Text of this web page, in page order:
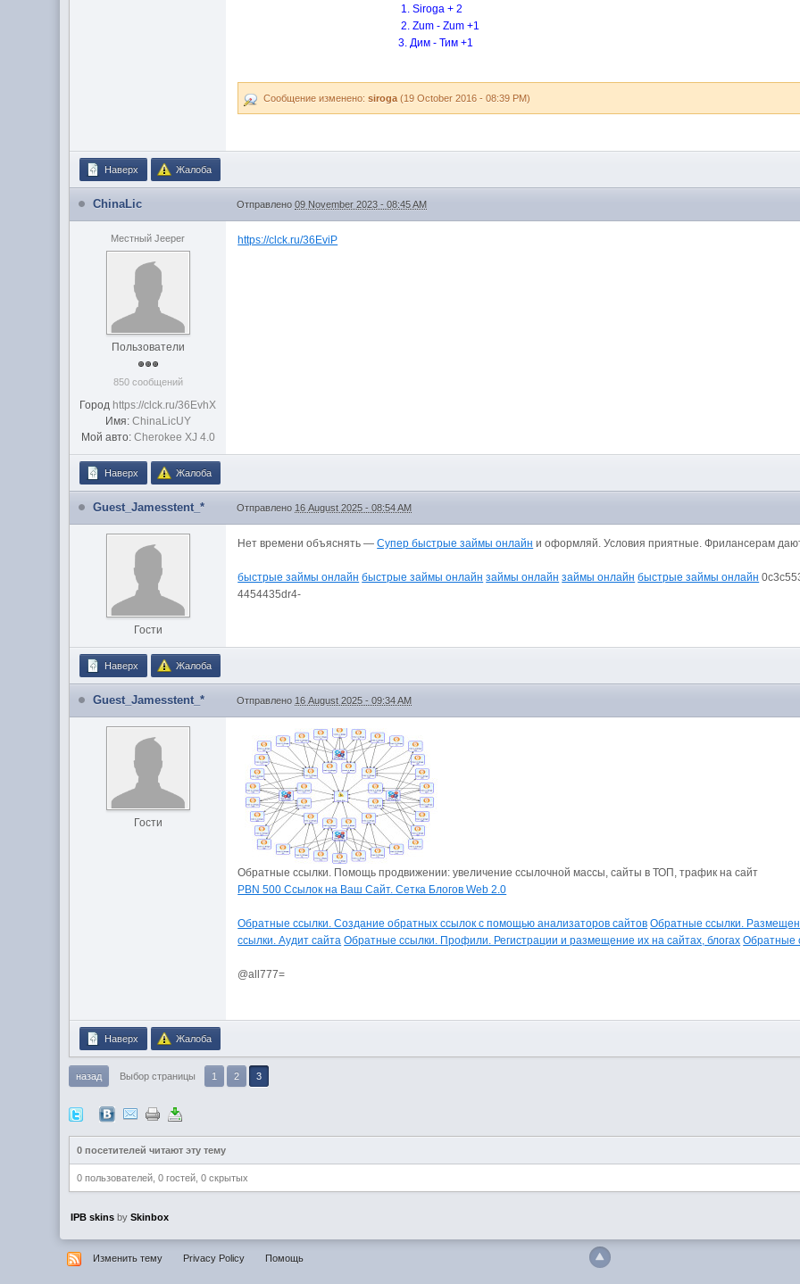
1. Siroga + 2
2. Zum - Zum +1
3. Дим - Тим +1
Сообщение изменено:siroga (19 October 2016 - 08:39 PM)
Наверх Жалоба
ChinaLic Отправлено09 November 2023 - 08:45 AM
Местный Jeeper
Пользователи
850 сообщений
Город https://clck.ru/36EvhX
Имя: ChinaLicUY
Мой авто: Cherokee XJ 4.0
https://clck.ru/36EviP
Наверх Жалоба
Guest_Jamesstent_* Отправлено 16 August 2025 - 08:54 AM
Гости
Нет времени объяснять —Супер быстрые займы онлайн и оформляй. Условия приятные. Фрилансерам
быстрые займы онлайн быстрые займы онлайн займы онлайн займы онлайн быстрые займы онлайн
4454435dr4-
Наверх Жалоба
Guest_Jamesstent_* Отправлено 16 August 2025 - 09:34 AM
Гости
Обратные ссылки. Помощь продвижении: увеличение ссылочной массы, сайты в ТОП, трафик на сайт
PBN 500 Ссылок на Ваш Сайт. Сетка Блогов Web 2.0
Обратные ссылки. Создание обратных ссылок с помощью анализаторов сайтов Обратные ссылки.
ссылки. Аудит сайта Обратные ссылки. Профили. Регистрации и размещение их на сайтах, блогах Обратные
@all777=
Наверх Жалоба
назад Выбор страницы 1 2 3
0 посетителей читают эту тему
0 пользователей, 0 гостей, 0 скрытых
IPB skins bySkinbox
Изменить тему Privacy Policy Помощь